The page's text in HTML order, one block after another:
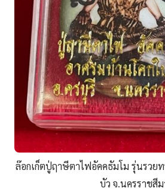
ล๊อกเก็ตปู่ฤาษีตาไฟอัคคธัมโม รุ่นรวย
บัว จ.นครราชสีม